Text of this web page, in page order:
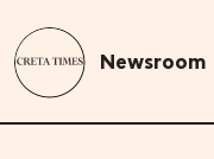
Newsroom